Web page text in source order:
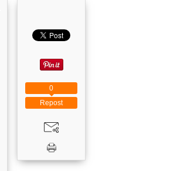
Repost
0